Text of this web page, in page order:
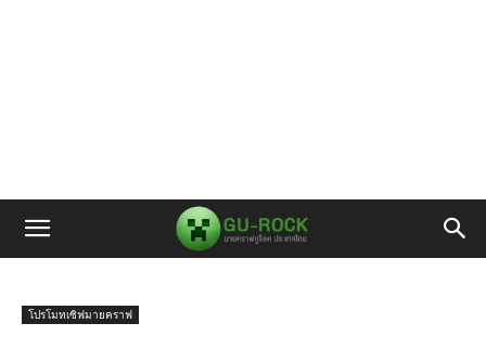
โปรโมทเซิฟมายคราฟ